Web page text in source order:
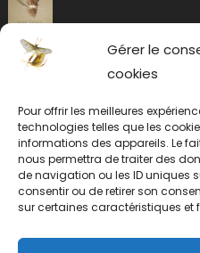
Gérer le
cookies
Pour offrir les meilleures
technologies telles que les
informations des appareils. Le
nous permettra de traiter des
de navigation ou les ID uniques
consentir ou de retirer son
sur certaines caractéristiques et